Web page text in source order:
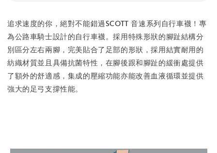
追求速度的你，絕對不能錯過SCOTT 音速系列自行車襪！專
為公路車騎士設計的自行車襪。採用特殊形狀的腳趾結構分
別區分左右兩腳，完美貼合了足部的形狀，採用結實耐用的
紡織材質並且具備抗菌特性，在腳後跟和腳趾的緩衝處提供
了額外的舒適感，集成的壓縮功能亦能改善血液循環並提供
強大的足弓支撐性能。